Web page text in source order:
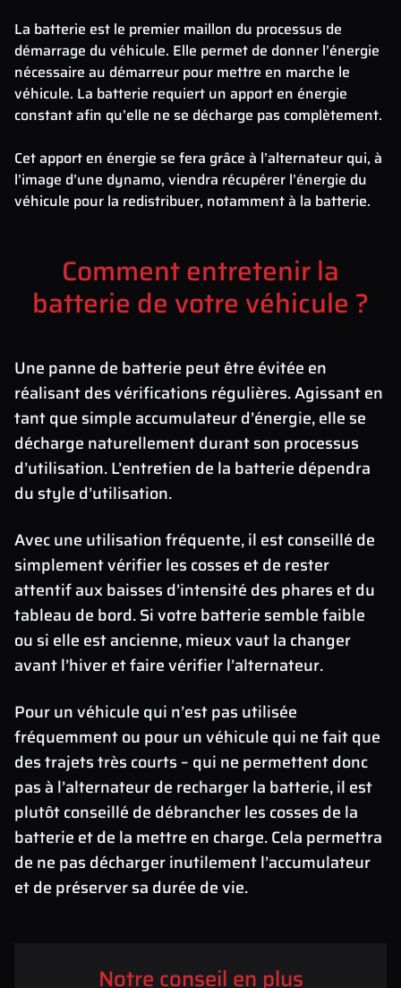
La batterie est le premier maillon du processus de
démarrage du véhicule. Elle permet de donner l’énergie
nécessaire au démarreur pour mettre en marche le
véhicule. La batterie requiert un apport en énergie
constant afin qu’elle ne se décharge pas complètement.
Cet apport en énergie se fera grâce à l’alternateur qui, à
l’image d’une dynamo, viendra récupérer l’énergie du
véhicule pour la redistribuer, notamment à la batterie.
Comment entretenir la
batterie de votre véhicule ?
Une panne de batterie peut être évitée en
réalisant des vérifications régulières. Agissant en
tant que simple accumulateur d’énergie, elle se
décharge naturellement durant son processus
d’utilisation. L’entretien de la batterie dépendra
du style d’utilisation.
Avec une utilisation fréquente, il est conseillé de
simplement vérifier les cosses et de rester
attentif aux baisses d’intensité des phares et du
tableau de bord. Si votre batterie semble faible
ou si elle est ancienne, mieux vaut la changer
avant l’hiver et faire vérifier l’alternateur.
Pour un véhicule qui n’est pas utilisée
fréquemment ou pour un véhicule qui ne fait que
des trajets très courts – qui ne permettent donc
pas à l’alternateur de recharger la batterie, il est
plutôt conseillé de débrancher les cosses de la
batterie et de la mettre en charge. Cela permettra
de ne pas décharger inutilement l’accumulateur
et de préserver sa durée de vie.
Notre conseil en plus